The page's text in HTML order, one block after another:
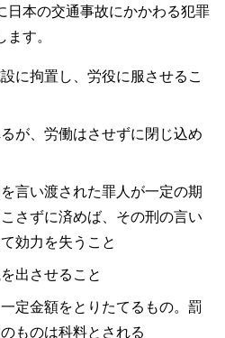
日本の交通事故にかかわる犯罪
す。
に拘置し、労役に服させるこ
が、労働はさせずに閉じ込め
言い渡された罪人が一定の期
さずに済めば、その刑の言い
効力を失うこと
出させること
定金額をとりたてるもの。罰
ものは科料とされる